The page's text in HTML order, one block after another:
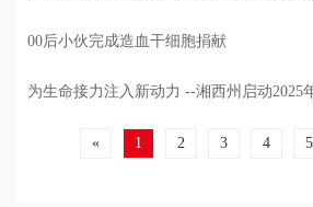
00后小伙完成造血干细胞捐献
为生命接力注入新动力 --湘西州启动2025
« 1 2 3 4 5